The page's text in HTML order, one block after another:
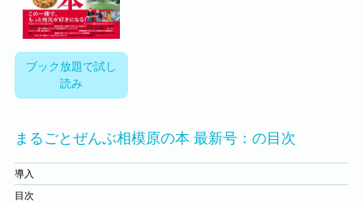
ブック放題で試し
読み
まるごとぜんぶ相模原の本 最新号：の目次
導入
目次